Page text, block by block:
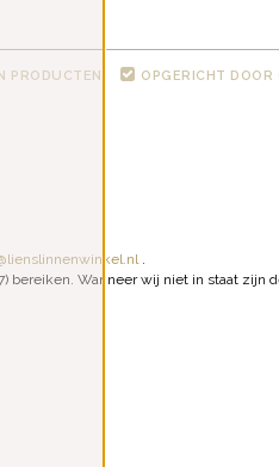
PRODUCTEN OPGERICHT DOOR
.
bereiken. Wanneer wij niet in staat zijn